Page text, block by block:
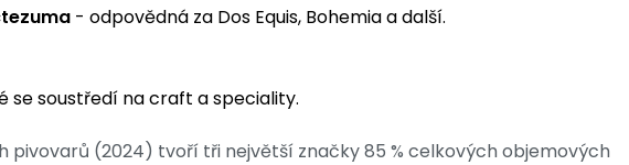
- odpovědná za Dos Equis, Bohemia a další.
se soustředí na craft a speciality.
pivovarů (2024) tvoří tři největší značky 85 % celkových objemových